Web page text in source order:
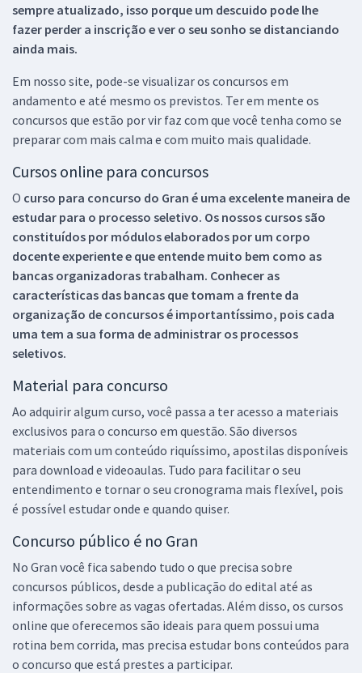
sempre atualizado, isso porque um descuido pode lhe
fazer perder a inscrição e ver o seu sonho se distanciando
ainda mais.
Em nosso site, pode-se visualizar os concursos em
andamento e até mesmo os previstos. Ter em mente os
concursos que estão por vir faz com que você tenha como se
preparar com mais calma e com muito mais qualidade.
Cursos online para concursos
O curso para concurso do Gran é uma excelente maneira de
estudar para o processo seletivo. Os nossos cursos são
constituídos por módulos elaborados por um corpo
docente experiente e que entende muito bem como as
bancas organizadoras trabalham. Conhecer as
características das bancas que tomam a frente da
organização de concursos é importantíssimo, pois cada
uma tem a sua forma de administrar os processos
seletivos.
Material para concurso
Ao adquirir algum curso, você passa a ter acesso a materiais
exclusivos para o concurso em questão. São diversos
materiais com um conteúdo riquíssimo, apostilas disponíveis
para download e videoaulas. Tudo para facilitar o seu
entendimento e tornar o seu cronograma mais flexível, pois
é possível estudar onde e quando quiser.
Concurso público é no Gran
No Gran você fica sabendo tudo o que precisa sobre
concursos públicos, desde a publicação do edital até as
informações sobre as vagas ofertadas. Além disso, os cursos
online que oferecemos são ideais para quem possui uma
rotina bem corrida, mas precisa estudar bons conteúdos para
o concurso que está prestes a participar.